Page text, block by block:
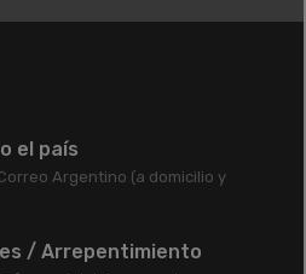
el país
Argentino (a domicilio y
/ Arrepentimiento